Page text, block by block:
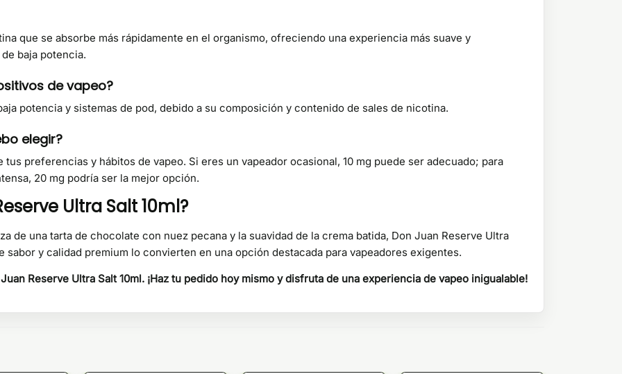
que se absorbe más rápidamente en el organismo, ofreciendo una experiencia más suave y
baja potencia.
de vapeo?
potencia y sistemas de pod, debido a su composición y contenido de sales de nicotina.
elegir?
preferencias y hábitos de vapeo. Si eres un vapeador ocasional, 10 mg puede ser adecuado; para
20 mg podría ser la mejor opción.
Ultra Salt 10ml?
de una tarta de chocolate con nuez pecana y la suavidad de la crema batida, Don Juan Reserve Ultra
y calidad premium lo convierten en una opción destacada para vapeadores exigentes.
Reserve Ultra Salt 10ml. ¡Haz tu pedido hoy mismo y disfruta de una experiencia de vapeo inigualable!